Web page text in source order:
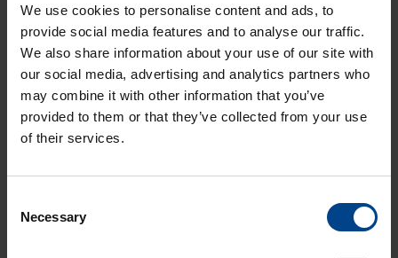
We use cookies to personalise content and ads, to
provide social media features and to analyse our traffic.
We also share information about your use of our site with
our social media, advertising and analytics partners who
may combine it with other information that you’ve
provided to them or that they’ve collected from your use
of their services.
Selection
Necessary
UUTUUS:
Joustavampaa
sähkönjakelua
quadro evolla
DATAKESKUSRATKAISUT
KOTELOT JA
KOMPONENTIT
Ilmakatkaisijasarja